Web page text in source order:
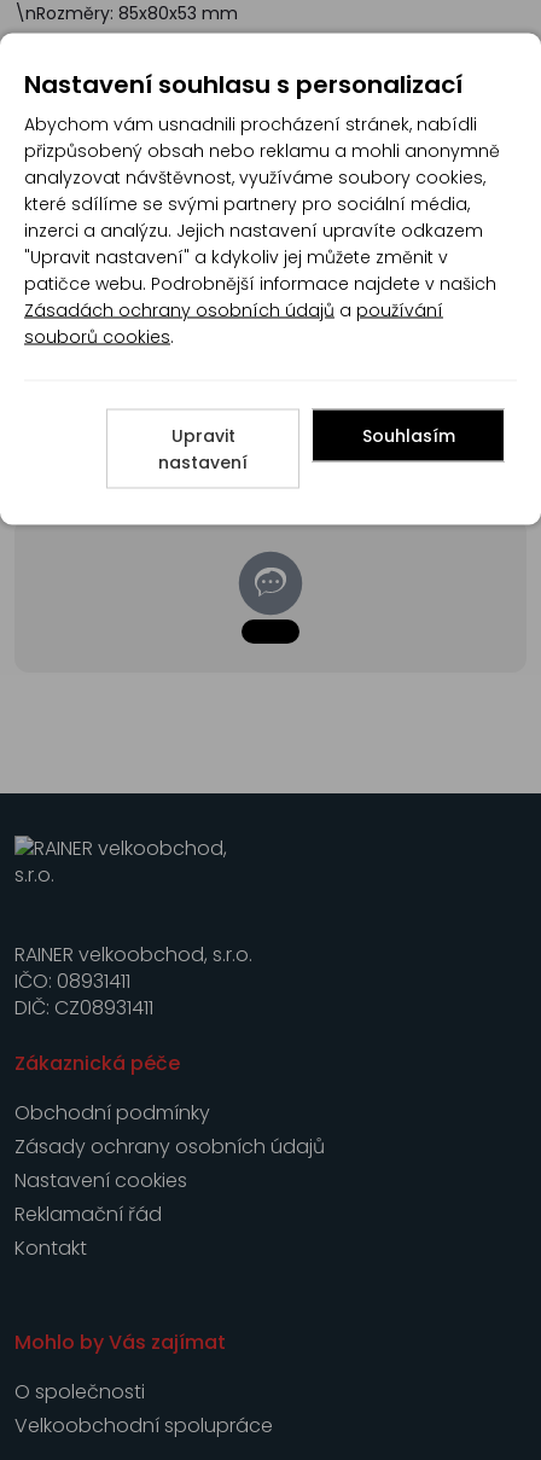
\nRozměry: 85x80x53 mm
Recenze
Produkt zatím nemá žádné hodnocení,buďte
první, kdo produkt ohodnotí!
Přidat hodnocení
RAINER velkoobchod, s.r.o.
IČO: 08931411
DIČ: CZ08931411
Zákaznická péče
Obchodní podmínky
Zásady ochrany osobních údajů
Nastavení cookies
Reklamační řád
Kontakt
Mohlo by Vás zajímat
O společnosti
Velkoobchodní spolupráce
Nastavení souhlasu s personalizací
Abychom vám usnadnili procházení stránek, nabídli
přizpůsobený obsah nebo reklamu a mohli anonymně
analyzovat návštěvnost, využíváme soubory cookies,
které sdílíme se svými partnery pro sociální média,
inzerci a analýzu. Jejich nastavení upravíte odkazem
"Upravit nastavení" a kdykoliv jej můžete změnit v
patičce webu. Podrobnější informace najdete v našich
Zásadách ochrany osobních údajů a používání
souborů cookies.
Upravit
nastavení
Souhlasím